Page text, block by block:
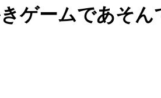
ゲームであそん